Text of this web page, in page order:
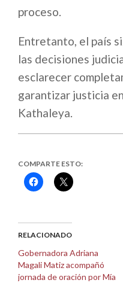
proceso.
Entretanto, el país
las decisiones
esclarecer
garantizar justicia
Kathaleya.
COMPARTE ESTO:
Haz
clic
(Se
abre
una
ventana
nueva)
Haz
clic
(Se
abre
una
ventana
nueva)
RELACIONADO
Gobernadora Adriana
Magali Matiz acompañó
jornada de oración por Mía